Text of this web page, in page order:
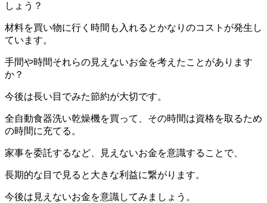
しょう？
材料を買い物に行く時間も入れるとかなりのコストが発生し
ています。
手間や時間それらの見えないお金を考えたことがあります
か？
今後は長い目でみた節約が大切です。
全自動食器洗い乾燥機を買って、その時間は資格を取るため
の時間に充てる。
家事を委託するなど、見えないお金を意識することで、
長期的な目で見ると大きな利益に繋がります。
今後は見えないお金を意識してみましょう。